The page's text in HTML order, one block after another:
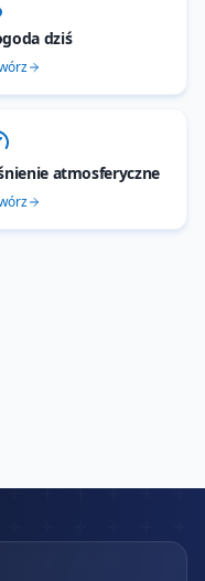
dziś
atmosferyczne